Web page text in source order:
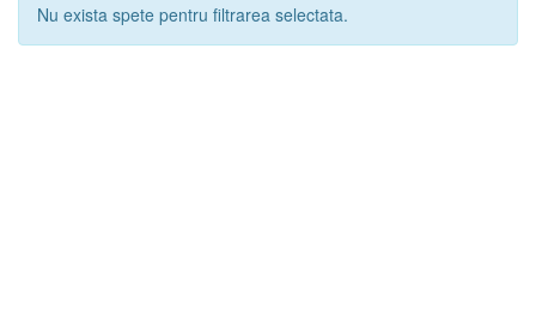
Nu exista spete pentru filtrarea selectata.